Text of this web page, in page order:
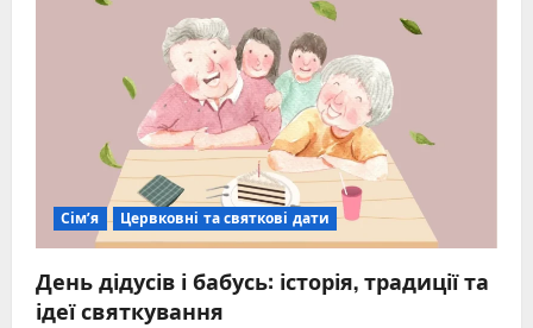
Сім’я Цервковні та святкові дати
День дідусів і бабусь: історія, традиції та
ідеї святкування